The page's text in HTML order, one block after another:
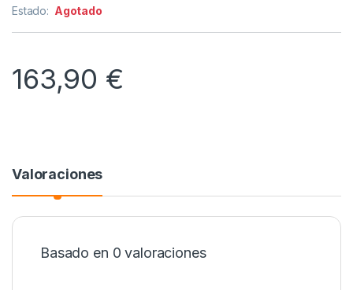
Estado: Agotado
163,90 €
Valoraciones
Basado en 0 valoraciones